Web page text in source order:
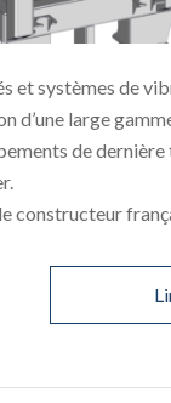
et systèmes de
d’une large
de
constructeur